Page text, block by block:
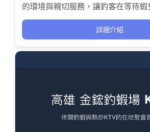
的環境與親切服務，讓釣客在等待蝦
享受歡唱時光。無論是朋友聚會還
裡都能感受到輕鬆愉快的釣蝦氛圍。
詳細介紹